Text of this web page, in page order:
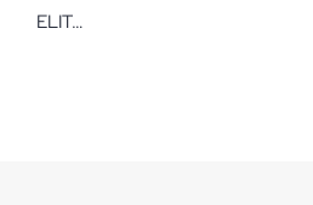
ELITE BAGS TUBE Sauerstofftasche Sauerstofftasche von Elite Bags